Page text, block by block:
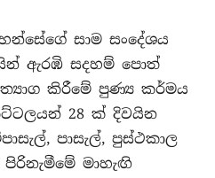
සාම සංදේශය
ඇරඹි සදහම් පොත්
කිරීමේ පුණ්‍ය කර්මය
28 ක් දිවයින
පාසැල්, පුස්ථකාල
මාහැඟි